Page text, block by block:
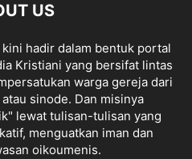
US
kini hadir dalam bentuk portal
Kristiani yang bersifat lintas
warga gereja dari
sinode. Dan misinya
lewat tulisan-tulisan yang
menguatkan iman dan
oikoumenis.